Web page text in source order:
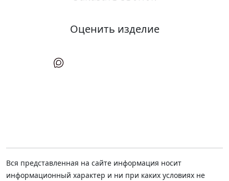
Оценить изделие
Вся представленная на сайте информация носит
информационный характер и ни при каких условиях не